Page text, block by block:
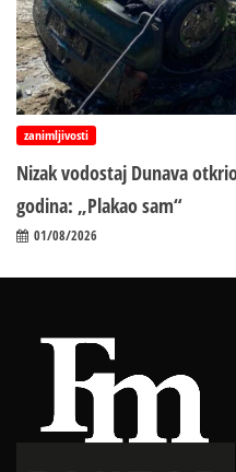
zanimljivosti
Nizak vodostaj Dunava
godina: „Plakao sam“
01/08/2026